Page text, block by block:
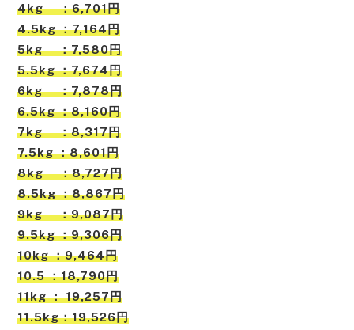
4kg ：6,701円
4.5kg ：7,164円
5kg ：7,580円
5.5kg ：7,674円
6kg ：7,878円
6.5kg ：8,160円
7kg ：8,317円
7.5kg ：8,601円
8kg ：8,727円
8.5kg ：8,867円
9kg ：9,087円
9.5kg ：9,306円
10kg ：9,464円
10.5 ：18,790円
11kg ： 19,257円
11.5kg：19,526円